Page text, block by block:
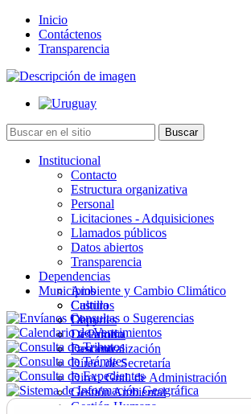
Inicio
Contáctenos
Transparencia
Institucional
Contacto
Estructura organizativa
Personal
Licitaciones - Adquisiciones
Llamados públicos
Datos abiertos
Transparencia
Dependencias
Ambiente y Cambio Climático
Cultura
Deportes
Desarrollo
Descentralización
Direc. de Secretaría
Direc. Gral. de Administración
Gestión Ambiental
Gestión Humana
Municipios
Castillos
Chuy
La Paloma
Lascano